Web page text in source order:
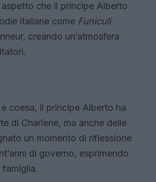
che il principe Alberto
italiane come Funiculì
creando un’atmosfera
coesa, il principe Alberto ha
di Charlene, ma anche delle
un momento di riflessione
di governo, esprimendo